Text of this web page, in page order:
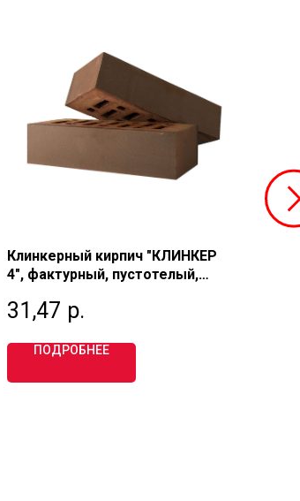
Клинкерный кирпич "КЛИНКЕР
4", фактурный, пустотелый,
МАТТОНЕ
31,47 р.
ПОДРОБНЕЕ